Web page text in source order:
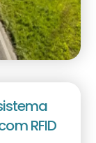
RFID